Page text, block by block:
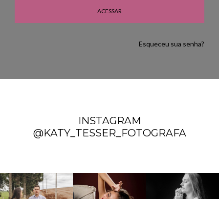
ACESSAR
Esqueceu sua senha?
INSTAGRAM
@KATY_TESSER_FOTOGRAFA